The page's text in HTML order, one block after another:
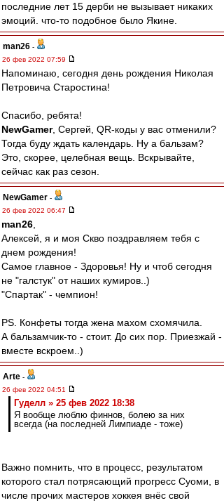
последние лет 15 дерби не вызывает никаких
эмоций. что-то подобное было Якине.
man26 -
26 фев 2022 07:59
Напоминаю, сегодня день рождения Николая
Петровича Старостина!
Спасибо, ребята!
NewGamer, Сергей, QR-коды у вас отменили?
Тогда буду ждать календарь. Ну а бальзам?
Это, скорее, целебная вещь. Вскрывайте,
сейчас как раз сезон.
NewGamer -
26 фев 2022 06:47
man26
Алексей, я и моя Скво поздравляем тебя с
днем рождения!
Самое главное - Здоровья! Ну и чтоб сегодня
не "галстук" от наших кумиров..)
"Спартак" - чемпион!
PS. Конфеты тогда жена махом схомячила.
А бальзамчик-то - стоит. До сих пор. Приезжай -
вместе вскроем..)
Arte -
26 фев 2022 04:51
Гуделл » 25 фев 2022 18:38
Я вообще люблю финнов, болею за них
всегда (на последней Лимпиаде - тоже)
Важно помнить, что в процесс, результатом
которого стал потрясающий прогресс Суоми, в
числе прочих мастеров хоккея внёс свой